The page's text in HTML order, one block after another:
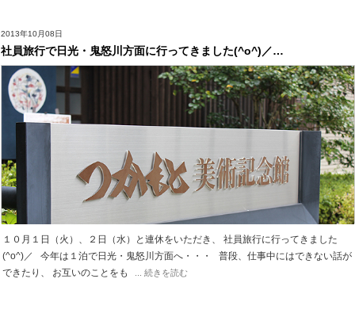
2013年10月08日
社員旅行で日光・鬼怒川方面に行ってきました(^o^)／…
１０月１日（火）、２日（水）と連休をいただき、 社員旅行に行ってきました
(^o^)／ 今年は１泊で日光・鬼怒川方面へ・・・ 普段、仕事中にはできない話が
できたり、 お互いのことをも
... 続きを読む